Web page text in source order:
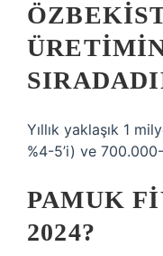
Yıllık yaklaşık 1
%4-5’i) ve
PAMUK
2024?